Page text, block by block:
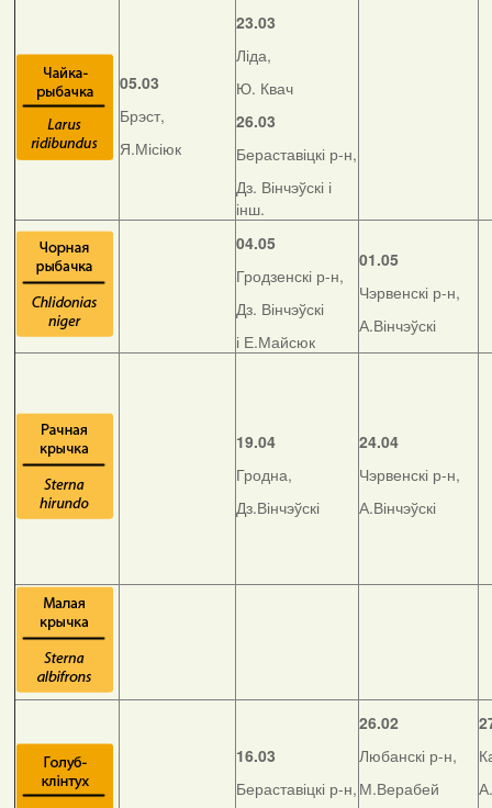
05.03
Брэст,
Я.Місіюк
23.03
Ліда,
Ю. Квач
26.03
Бераставіцкі р-н,
Дз. Вінчэўскі і
інш.
04.05
Гродзенскі р-н,
Дз. Вінчэўскі
і Е.Майсюк
01.05
Чэрвенскі р-н,
А.Вінчэўскі
19.04
Гродна,
Дз.Вінчэўскі
24.04
Чэрвенскі р-н,
А.Вінчэўскі
16.03
Бераставіцкі р-н,
26.02
Любанскі р-н,
М.Верабей